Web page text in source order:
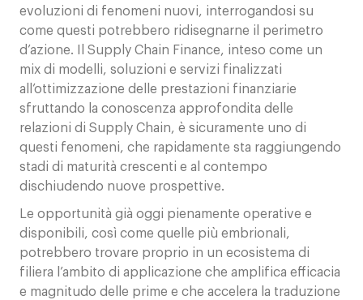
evoluzioni di fenomeni nuovi, interrogandosi su
come questi potrebbero ridisegnarne il perimetro
d’azione. Il Supply Chain Finance, inteso come un
mix di modelli, soluzioni e servizi finalizzati
all’ottimizzazione delle prestazioni finanziarie
sfruttando la conoscenza approfondita delle
relazioni di Supply Chain, è sicuramente uno di
questi fenomeni, che rapidamente sta raggiungendo
stadi di maturità crescenti e al contempo
dischiudendo nuove prospettive.
Le opportunità già oggi pienamente operative e
disponibili, così come quelle più embrionali,
potrebbero trovare proprio in un ecosistema di
filiera l’ambito di applicazione che amplifica efficacia
e magnitudo delle prime e che accelera la traduzione